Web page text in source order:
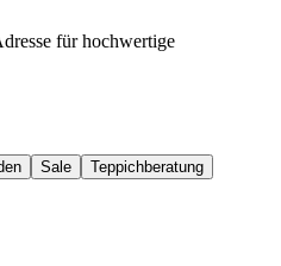
für hochwertige
Sale Teppichberatung